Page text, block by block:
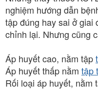
nghiệm hướng dẫn
tập đúng hay sai ở giai
chỉnh lại. Nhưng cũng
Áp huyết cao, nằm tập
Áp huyết thấp nằm tập
Rối loại áp huyết, nằm